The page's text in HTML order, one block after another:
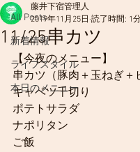
All Posts
新着情報
ライフスタイル
本日のメニュー
11/25串カツ
藤井下宿管理人
2019年11月25日 読了時間: 1
【今夜のメニュー】
串カツ（豚肉＋玉ねぎ＋
キャベツ千切り
ポテトサラダ
ナポリタン
ご飯